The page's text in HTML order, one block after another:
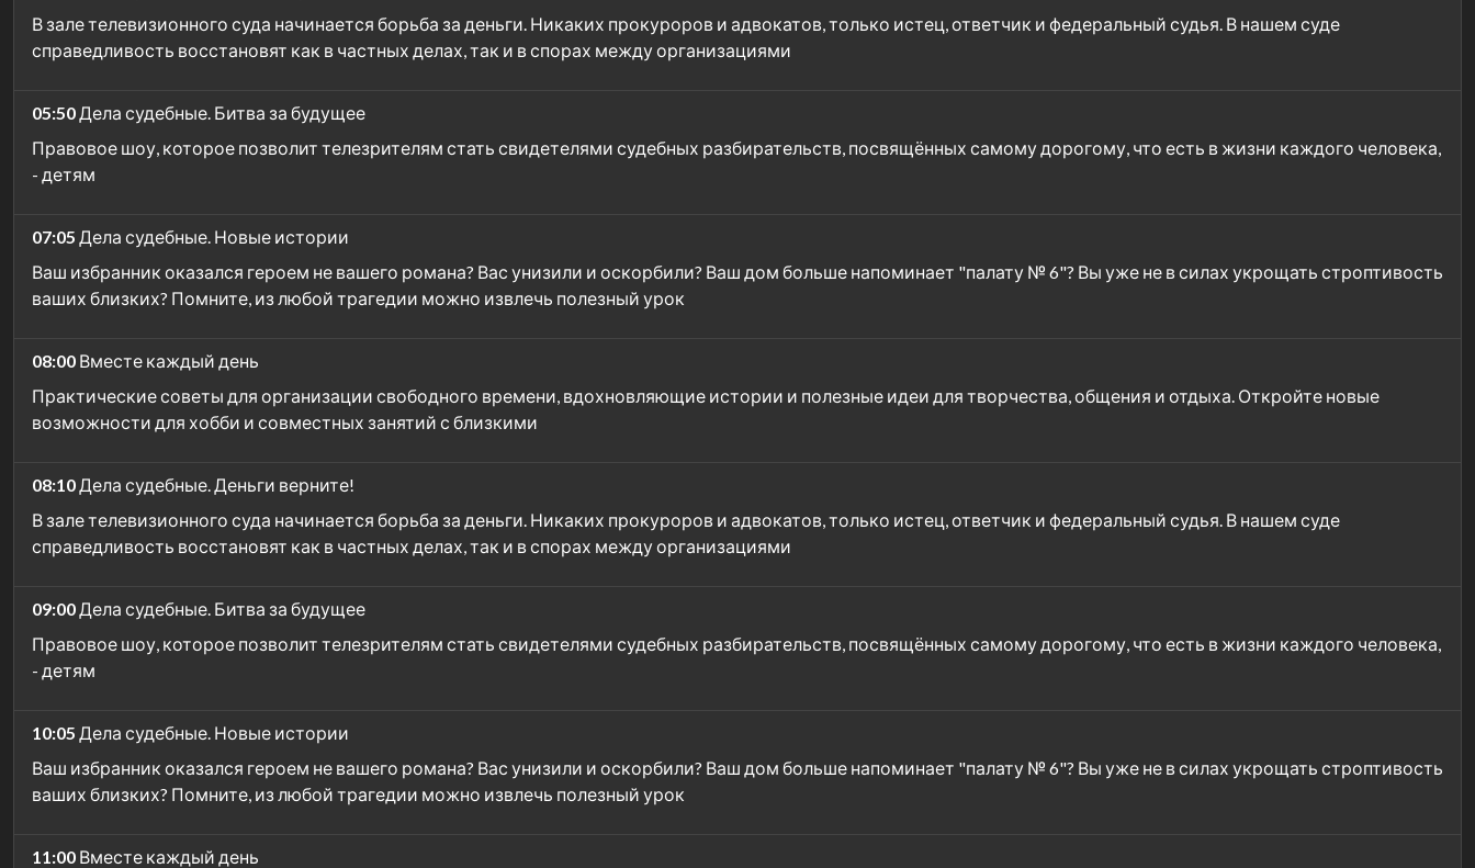
В зале телевизионного суда начинается борьба за деньги. Никаких прокуроров и адвокатов, только истец, ответчик и федеральный судья. В нашем суде
справедливость восстановят как в частных делах, так и в спорах между организациями
05:50Дела судебные. Битва за будущее
Правовое шоу, которое позволит телезрителям стать свидетелями судебных разбирательств, посвящённых самому дорогому, что есть в жизни каждого человека,
- детям
07:05 Дела судебные. Новые истории
Ваш избранник оказался героем не вашего романа? Вас унизили и оскорбили? Ваш дом больше напоминает "палату № 6"? Вы уже не в силах укрощать строптивость
ваших близких? Помните, из любой трагедии можно извлечь полезный урок
08:00 Вместе каждый день
Практические советы для организации свободного времени, вдохновляющие истории и полезные идеи для творчества, общения и отдыха. Откройте новые
возможности для хобби и совместных занятий с близкими
08:10Дела судебные. Деньги верните!
В зале телевизионного суда начинается борьба за деньги. Никаких прокуроров и адвокатов, только истец, ответчик и федеральный судья. В нашем суде
справедливость восстановят как в частных делах, так и в спорах между организациями
09:00Дела судебные. Битва за будущее
Правовое шоу, которое позволит телезрителям стать свидетелями судебных разбирательств, посвящённых самому дорогому, что есть в жизни каждого человека,
- детям
10:05 Дела судебные. Новые истории
Ваш избранник оказался героем не вашего романа? Вас унизили и оскорбили? Ваш дом больше напоминает "палату № 6"? Вы уже не в силах укрощать строптивость
ваших близких? Помните, из любой трагедии можно извлечь полезный урок
11:00 Вместе каждый день